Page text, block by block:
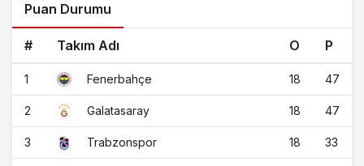
Puan Durumu
# Takım Adı O P
1 Fenerbahçe 18 47
2 Galatasaray 18 47
3 Trabzonspor 18 33